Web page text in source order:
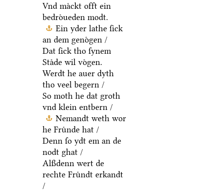
Vnd maͤckt offt ein
bedroͤueden modt.
Ein yder lathe ſick
an dem genoͤgen /
Dat ſick tho ſynem
Staͤde wil voͤgen.
Werdt he auer dyth
tho veel begern /
So moth he dat groth
vnd klein entbern /
Nemandt weth wor
he Fruͤnde hat /
Denn ſo ydt em an de
nodt ghat /
Alßdenn wert de
rechte Fruͤndt erkandt
/